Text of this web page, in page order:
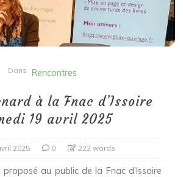
Dans Rencontres
à la Fnac d’Issoire
19 avril 2025
2025 0 222 words
au public de la Fnac d’Issoire